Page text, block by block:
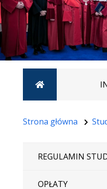
Strona główna
Strona główna
REGULAMIN
OPŁATY